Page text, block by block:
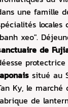
une famille
locales
xeo".
de
situé au
Ky, le marché
de